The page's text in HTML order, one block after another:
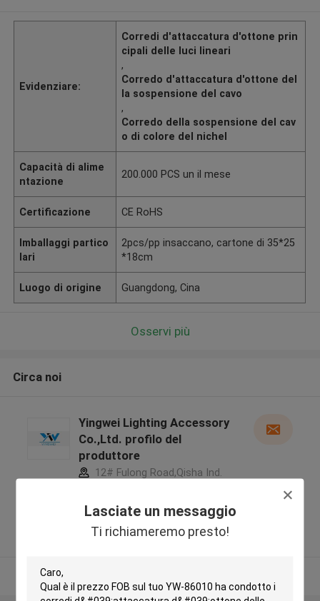
Lasciate un messaggio
Ti richiameremo presto!
Evidenziare:
Corredi d'attaccatura d'ottone prin
cipali delle luci lineari
,
Corredo d'attaccatura d'ottone del
la sospensione del cavo
,
Corredo della sospensione del cav
o di colore del nichel
Capacità di alime
ntazione
200.000 PCS un il mese
Certificazione CE RoHS
Imballaggi partico
lari
2pcs/pp insaccano, cartone di 35*25
*18cm
Luogo di origine Guangdong, Cina
Osservi più
Circa noi
Yingwei Lighting Accessory
Co.,Ltd. profilo del
produttore
12# Fulong Road,Qisha Ind.
Guangdong, China ,La CINA
Fornitore verificato